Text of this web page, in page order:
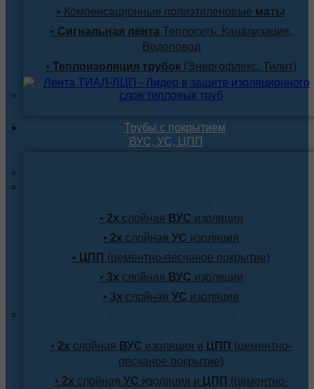
• Компенсационные полиэтиленовые маты
• Сигнальная лентаТеплосеть, Канализация,
Водоповод
• Теплоизоляция трубок (Энергофлекс, Тилит)
Трубы с покрытием
ВУС, УС, ЦПП
• 2х слойная ВУС изоляция
• 2х слойная УС изоляция
• ЦПП (цементно-песчаное покрытие)
• 3х слойная ВУС изоляция
• 3х слойная УС изоляция
• 2х слойная ВУС изоляция и ЦПП (цементно-
песчаное покрытие)
• 2х слойная УС изоляция и ЦПП (цементно-